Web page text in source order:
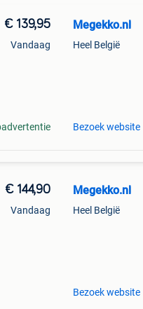
€ 139,95
Vandaag
Megekko.nl
Heel België
Bezoek website
€ 144,90
Vandaag
Megekko.nl
Heel België
Bezoek website